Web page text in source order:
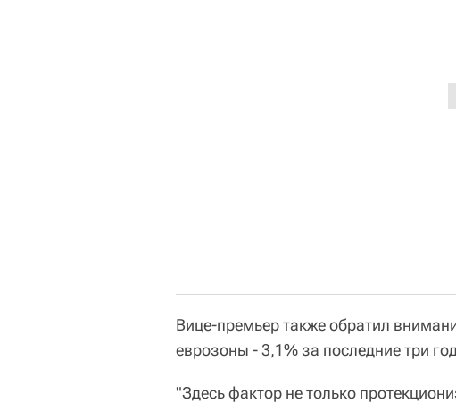
Вице-премьер также обратил
еврозоны - 3,1% за последние три
"Здесь фактор не только